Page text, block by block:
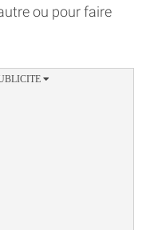
ou pour faire